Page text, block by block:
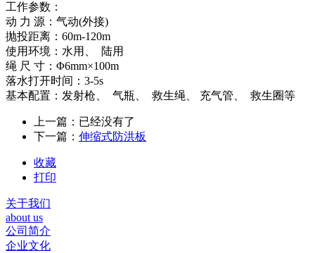
工作参数：
动 力 源：气动(外接)
抛投距离：60m-120m
使用环境：水用、 陆用
绳 尺 寸：Φ6mm×100m
落水打开时间：3-5s
基本配置：发射枪、 气瓶、 救生绳、 充气管、 救生圈等
上一篇：已经没有了
下一篇： 伸缩式防洪板
收藏
打印
关于我们
about us
公司简介
企业文化